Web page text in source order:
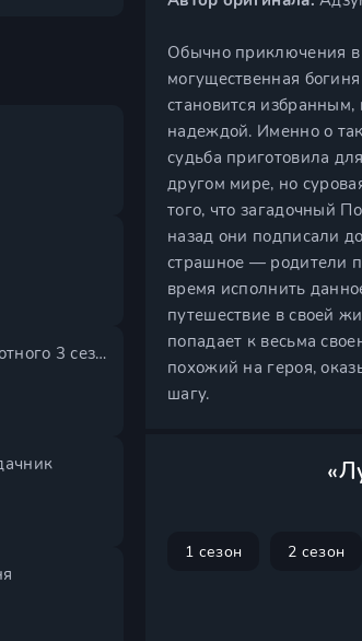
Обычно приключения в
могущественная
становится
надеждой. Именно о
судьба приготовила
другом мире, но
того, что загадочный
назад они подписали
страшное — родители
время исполнить
путешествие в своей
попадает к весьма
похожий на героя,
шагу.
1 сезон 2 сезон
Реинкарнация безработного 3 сезон